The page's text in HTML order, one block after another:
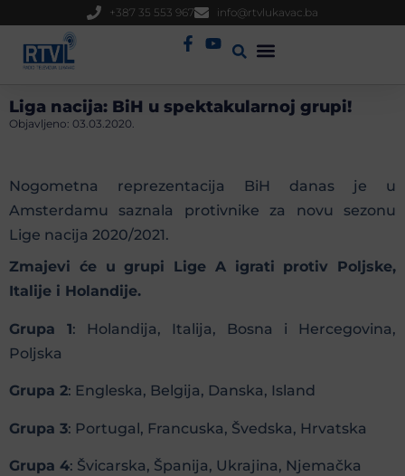
+387 35 553 967 info@rtvlukavac.ba
Liga nacija: BiH u spektakularnoj grupi!
Objavljeno: 03.03.2020.
Nogometna reprezentacija BiH danas je u
Amsterdamu saznala protivnike za novu sezonu
Lige nacija 2020/2021.
Zmajevi će u grupi Lige A igrati protiv Poljske,
Italije i Holandije.
Grupa 1: Holandija, Italija, Bosna i Hercegovina,
Poljska
Grupa 2: Engleska, Belgija, Danska, Island
Grupa 3: Portugal, Francuska, Švedska, Hrvatska
Grupa 4: Švicarska, Španija, Ukrajina, Njemačka